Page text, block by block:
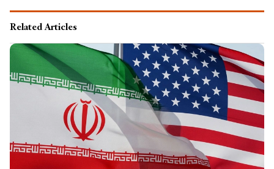
Related Articles